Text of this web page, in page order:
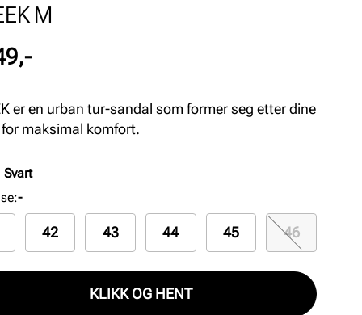
M
er en urban tur-sandal som former seg etter dine
maksimal komfort.
Svart
:-
42 43 44 45 46
KLIKK OG HENT